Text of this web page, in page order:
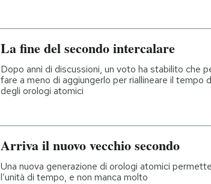
La fine del secondo intercalare
Dopo anni di discussioni, un voto ha stabilito che
fare a meno di aggiungerlo per riallineare il tempo
degli orologi atomici
Arriva il nuovo vecchio secondo
Una nuova generazione di orologi atomici
l’unità di tempo, e non manca molto